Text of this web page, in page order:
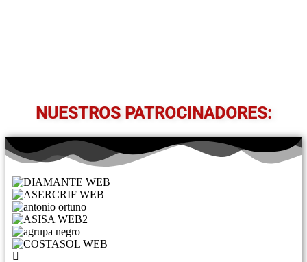
NUESTROS PATROCINADORES: